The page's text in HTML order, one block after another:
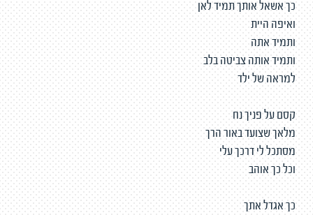
כך אשאל אותך תמיד לאן
ואיפה היית
ותמיד אתה
ותמיד אותה צביטה בלב
למראה של ילד
קסם על פניך נח
מלאך שצועד באור הרך
מסתכל לי דרכך עלי
וכל כך אוהב
כך אגדל אתך